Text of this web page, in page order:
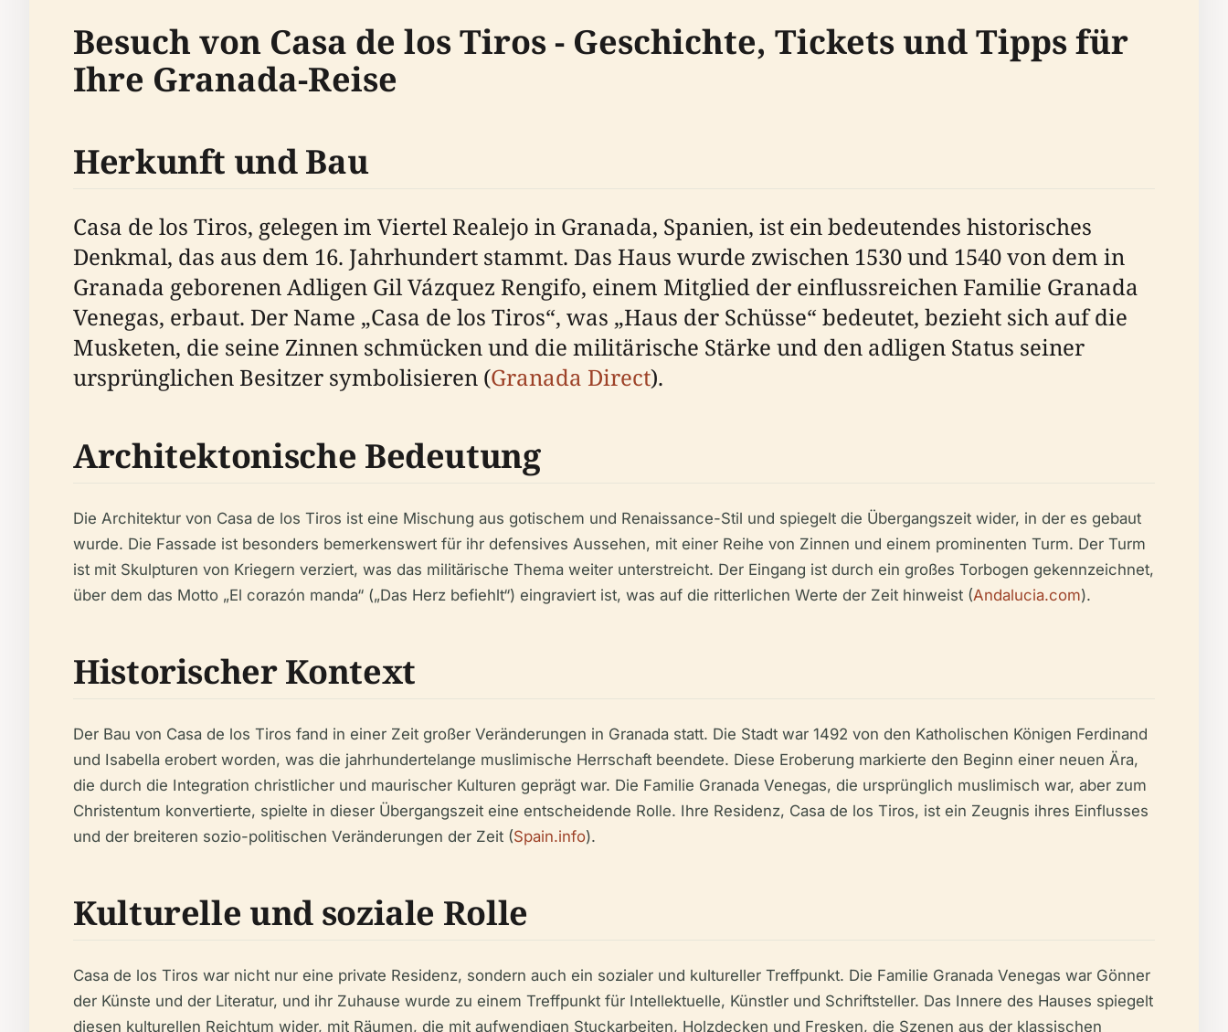
Besuch von Casa de los Tiros - Geschichte, Tickets und Tipps für
Ihre Granada-Reise
Herkunft und Bau
Casa de los Tiros, gelegen im Viertel Realejo in Granada, Spanien, ist ein bedeutendes historisches
Denkmal, das aus dem 16. Jahrhundert stammt. Das Haus wurde zwischen 1530 und 1540 von dem in
Granada geborenen Adligen Gil Vázquez Rengifo, einem Mitglied der einflussreichen Familie Granada
Venegas, erbaut. Der Name „Casa de los Tiros“, was „Haus der Schüsse“ bedeutet, bezieht sich auf die
Musketen, die seine Zinnen schmücken und die militärische Stärke und den adligen Status seiner
ursprünglichen Besitzer symbolisieren (Granada Direct).
Architektonische Bedeutung
Die Architektur von Casa de los Tiros ist eine Mischung aus gotischem und Renaissance-Stil und spiegelt die Übergangszeit wider, in der es gebaut
wurde. Die Fassade ist besonders bemerkenswert für ihr defensives Aussehen, mit einer Reihe von Zinnen und einem prominenten Turm. Der Turm
ist mit Skulpturen von Kriegern verziert, was das militärische Thema weiter unterstreicht. Der Eingang ist durch ein großes Torbogen gekennzeichnet,
über dem das Motto „El corazón manda“ („Das Herz befiehlt“) eingraviert ist, was auf die ritterlichen Werte der Zeit hinweist (Andalucia.com).
Historischer Kontext
Der Bau von Casa de los Tiros fand in einer Zeit großer Veränderungen in Granada statt. Die Stadt war 1492 von den Katholischen Königen Ferdinand
und Isabella erobert worden, was die jahrhundertelange muslimische Herrschaft beendete. Diese Eroberung markierte den Beginn einer neuen Ära,
die durch die Integration christlicher und maurischer Kulturen geprägt war. Die Familie Granada Venegas, die ursprünglich muslimisch war, aber zum
Christentum konvertierte, spielte in dieser Übergangszeit eine entscheidende Rolle. Ihre Residenz, Casa de los Tiros, ist ein Zeugnis ihres Einflusses
und der breiteren sozio-politischen Veränderungen der Zeit (Spain.info).
Kulturelle und soziale Rolle
Casa de los Tiros war nicht nur eine private Residenz, sondern auch ein sozialer und kultureller Treffpunkt. Die Familie Granada Venegas war Gönner
der Künste und der Literatur, und ihr Zuhause wurde zu einem Treffpunkt für Intellektuelle, Künstler und Schriftsteller. Das Innere des Hauses spiegelt
diesen kulturellen Reichtum wider, mit Räumen, die mit aufwendigen Stuckarbeiten, Holzdecken und Fresken, die Szenen aus der klassischen